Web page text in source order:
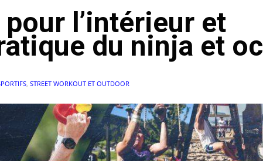
l’intérieur et
du ninja et
, STREET WORKOUT ET OUTDOOR